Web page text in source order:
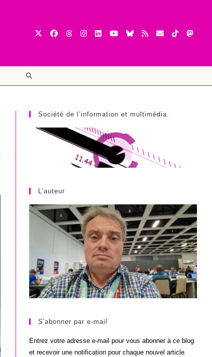
TOGGLE
SEARCH
Société de l’information et multimédia.
L’auteur
S'abonner par e-mail
Entrez votre adresse e-mail pour vous abonner à ce blog
et recevoir une notification pour chaque nouvel article.